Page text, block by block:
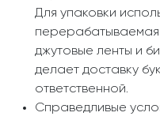
Для упаковки
перерабатываемая
джутовые ленты и
делает доставку
ответственной.
Справедливые